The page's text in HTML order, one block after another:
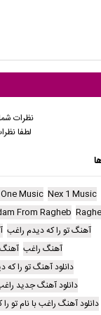
نظرات
لطفا
Nex 1 Music
Music
From Ragheb
آهنگ تو را که دیدم راغب
آهنگ راغب آهنگ
دانلود آهنگ تو را که
دانلود آهنگ جدید
دانلود آهنگ راغب با نام تو